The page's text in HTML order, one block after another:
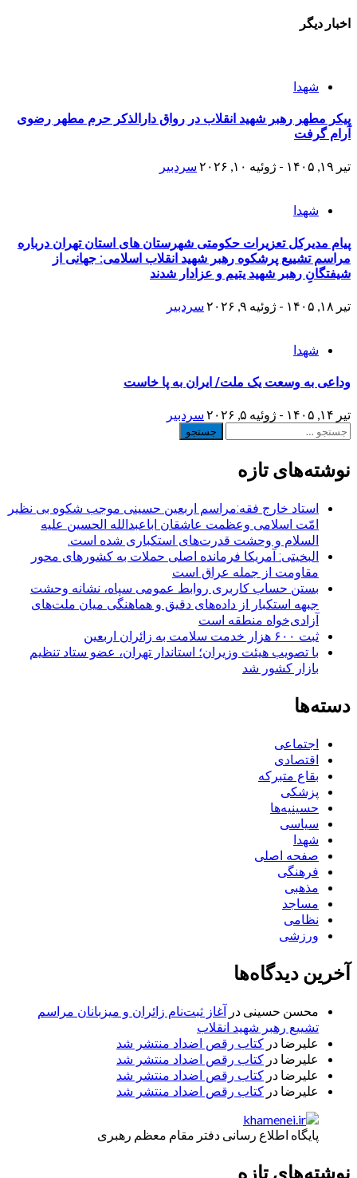
اخبار دیگر
شهدا
پیکر مطهر رهبر شهید انقلاب در رواق دارالذکر حرم مطهر رضوی
آرام گرفت
تیر ۱۹, ۱۴۰۵ - ژوئیه ۱۰, ۲۰۲۶ سردبیر
شهدا
پیام مدیرکل تعزیرات حکومتی شهرستان های استان تهران​ درباره
مراسم تشییع پرشکوه رهبر شهید انقلاب اسلامی: جهانی از
شیفتگانِ رهبر شهید یتیم و عزادار شدند
تیر ۱۸, ۱۴۰۵ - ژوئیه ۹, ۲۰۲۶ سردبیر
شهدا
وداعی به وسعت یک ملت/ ایران به پا خاست
تیر ۱۴, ۱۴۰۵ - ژوئیه ۵, ۲۰۲۶
سردبیر
جستجو
نوشته‌های تازه
استاد خارج فقه:مراسم اربعین حسینی موجب شکوه بی نظیر
امّت اسلامی وعظمت عاشقان اباعبدالله الحسین علیه
السلام و وحشت قدرت‌های استکباری شده است.
البخیتی: آمریکا فرمانده اصلی حملات به کشورهای محور
مقاومت از جمله عراق است
بستن حساب کاربری روابط عمومی سپاه، نشانه‌ وحشت
جبهه استکبار از داده‌های دقیق و هماهنگی میان ملت‌های
آزادی‌خواه منطقه است
ثبت ۶۰۰ هزار خدمت سلامت به زائران اربعین
با تصویب هیئت وزیران؛ استاندار تهران، عضو ستاد تنظیم
بازار کشور شد
دسته‌ها
اجتماعی
اقتصادی
بقاع متبرکه
پزشکی
حسینیه‌ها
سیاسی
شهدا
صفحه اصلی
فرهنگی
مذهبی
مساجد
نظامی
ورزشی
آخرین دیدگاه‌ها
محسن حسینی در آغاز ثبت‌نام زائران و میزبانان مراسم
تشییع رهبر شهید انقلاب
علیرضا در کتاب رقص اضداد منتشر شد
علیرضا در کتاب رقص اضداد منتشر شد
علیرضا در کتاب رقص اضداد منتشر شد
علیرضا در کتاب رقص اضداد منتشر شد
پایگاه اطلاع رسانی دفتر مقام معظم رهبری
نوشته‌های تازه